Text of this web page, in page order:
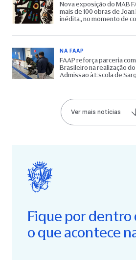
Nova exposição do MAB
mais de 100 obras de
inédita, no momento de
NA FAAP
FAAP reforça parceria
Brasileiro na realização
Admissão à Escola de
Ver mais notícias
Fique por dentro
o que acontece